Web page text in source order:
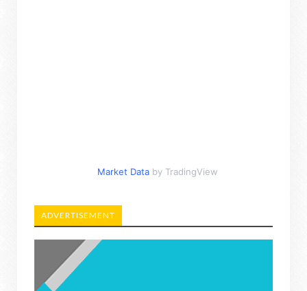
Market Data by TradingView
ADVERTISEMENT